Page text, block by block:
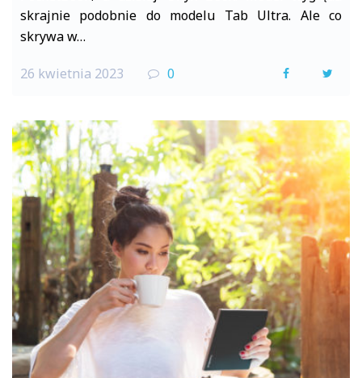
skrajnie podobnie do modelu Tab Ultra. Ale co
skrywa w…
26 kwietnia 2023 0
F
c
e
b
o
o
k
i
t
t
e
r